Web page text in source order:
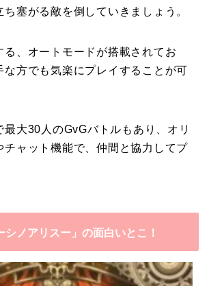
塞がる敵を倒していきましょう。
る、オートモードが搭載されてお
な方でも気楽にプレイすることが可
最大30人のGvGバトルもあり、オリ
チャット機能で、仲間と協力してプ
シノアリスー」の面白いとこ！